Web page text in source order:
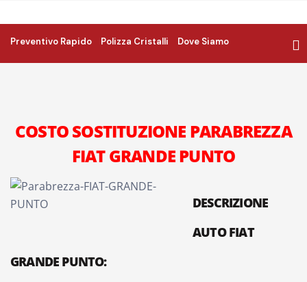
Preventivo Rapido Polizza Cristalli Dove Siamo
COSTO SOSTITUZIONE PARABREZZA
FIAT GRANDE PUNTO
DESCRIZIONE
AUTO FIAT
GRANDE PUNTO: